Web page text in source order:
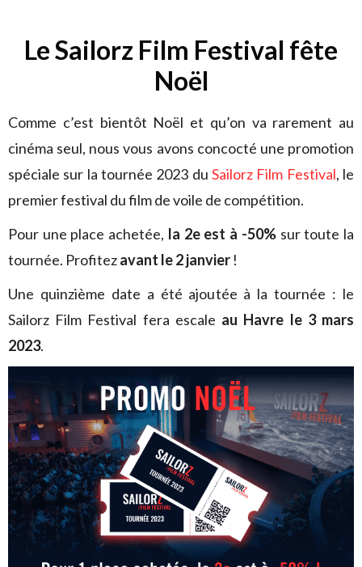
Le Sailorz Film Festival fête
Noël
Comme c’est bientôt Noël et qu’on va rarement au
cinéma seul, nous vous avons concocté une promotion
spéciale sur la tournée 2023 du Sailorz Film Festival, le
premier festival du film de voile de compétition.
Pour une place achetée, la 2e est à -50%sur toute la
tournée. Profitezavant le 2 janvier !
Une quinzième date a été ajoutée à la tournée : le
Sailorz Film Festival fera escale au Havre le 3 mars
2023.